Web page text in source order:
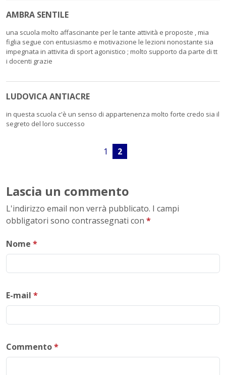
AMBRA SENTILE
una scuola molto affascinante per le tante attività e proposte , mia
figlia segue con entusiasmo e motivazione le lezioni nonostante sia
impegnata in attivita di sport agonistico ; molto supporto da parte di tt
i docenti grazie
LUDOVICA ANTIACRE
in questa scuola c'è un senso di appartenenza molto forte credo sia il
segreto del loro successo
1 2
Lascia un commento
L'indirizzo email non verrà pubblicato. I campi
obbligatori sono contrassegnati con *
Nome *
E-mail *
Commento*